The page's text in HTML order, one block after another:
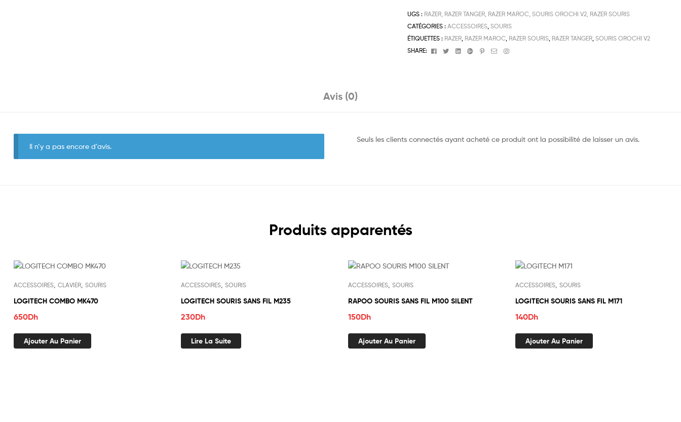
UGS : RAZER, RAZER TANGER, RAZER MAROC, SOURIS OROCHI V2, RAZER SOURIS
CATÉGORIES :ACCESSOIRES ,SOURIS
ÉTIQUETTES : RAZER RAZER MAROC RAZER SOURIS RAZER TANGER ,SOURIS OROCHI V2
SHARE:
FacebookTwitterLinkedinGoogle+Pinterest
EmailInstagram
Avis (0)
Il n’y a pas encore d’avis.
Seuls les clients connectés ayant acheté ce produit ont la possibilité de laisser un avis.
Produits apparentés
ACCESSOIRES CLAVIER SOURIS
LOGITECH COMBO MK470
650Dh
Ajouter Au Panier
ACCESSOIRES SOURIS
LOGITECH SOURIS SANS FIL M235
230Dh
Lire La Suite
ACCESSOIRES SOURIS
RAPOO SOURIS SANS FIL M100 SILENT
150Dh
Ajouter Au Panier
ACCESSOIRES SOURIS
LOGITECH SOURIS SANS FIL M171
140Dh
Ajouter Au Panier